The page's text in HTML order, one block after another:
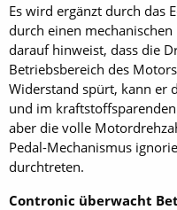
Es wird ergänzt durch das
durch einen
darauf hinweist, dass die
Betriebsbereich des
Widerstand spürt, kann er
und im
aber die volle
Pedal-Mechanismus
durchtreten.
Contronic überwacht